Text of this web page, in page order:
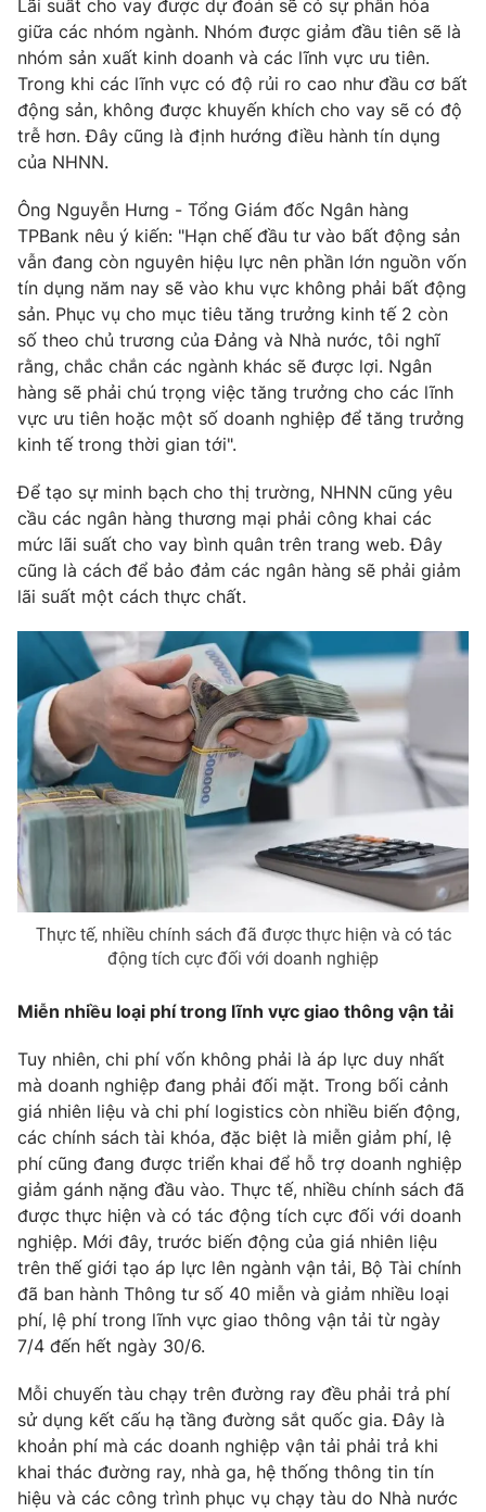
Lãi suất cho vay được dự đoán sẽ có sự phân hóa
giữa các nhóm ngành. Nhóm được giảm đầu tiên sẽ là
nhóm sản xuất kinh doanh và các lĩnh vực ưu tiên.
Trong khi các lĩnh vực có độ rủi ro cao như đầu cơ bất
động sản, không được khuyến khích cho vay sẽ có độ
trễ hơn. Đây cũng là định hướng điều hành tín dụng
của NHNN.
Ông Nguyễn Hưng - Tổng Giám đốc Ngân hàng
TPBank nêu ý kiến: "Hạn chế đầu tư vào bất động sản
vẫn đang còn nguyên hiệu lực nên phần lớn nguồn vốn
tín dụng năm nay sẽ vào khu vực không phải bất động
sản. Phục vụ cho mục tiêu tăng trưởng kinh tế 2 còn
số theo chủ trương của Đảng và Nhà nước, tôi nghĩ
rằng, chắc chắn các ngành khác sẽ được lợi. Ngân
hàng sẽ phải chú trọng việc tăng trưởng cho các lĩnh
vực ưu tiên hoặc một số doanh nghiệp để tăng trưởng
kinh tế trong thời gian tới".
Để tạo sự minh bạch cho thị trường, NHNN cũng yêu
cầu các ngân hàng thương mại phải công khai các
mức lãi suất cho vay bình quân trên trang web. Đây
cũng là cách để bảo đảm các ngân hàng sẽ phải giảm
lãi suất một cách thực chất.
Thực tế, nhiều chính sách đã được thực hiện và có tác
động tích cực đối với doanh nghiệp
Miễn nhiều loại phí trong lĩnh vực giao thông vận tải
Tuy nhiên, chi phí vốn không phải là áp lực duy nhất
mà doanh nghiệp đang phải đối mặt. Trong bối cảnh
giá nhiên liệu và chi phí logistics còn nhiều biến động,
các chính sách tài khóa, đặc biệt là miễn giảm phí, lệ
phí cũng đang được triển khai để hỗ trợ doanh nghiệp
giảm gánh nặng đầu vào. Thực tế, nhiều chính sách đã
được thực hiện và có tác động tích cực đối với doanh
nghiệp. Mới đây, trước biến động của giá nhiên liệu
trên thế giới tạo áp lực lên ngành vận tải, Bộ Tài chính
đã ban hành Thông tư số 40 miễn và giảm nhiều loại
phí, lệ phí trong lĩnh vực giao thông vận tải từ ngày
7/4 đến hết ngày 30/6.
Mỗi chuyến tàu chạy trên đường ray đều phải trả phí
sử dụng kết cấu hạ tầng đường sắt quốc gia. Đây là
khoản phí mà các doanh nghiệp vận tải phải trả khi
khai thác đường ray, nhà ga, hệ thống thông tin tín
hiệu và các công trình phục vụ chạy tàu do Nhà nước